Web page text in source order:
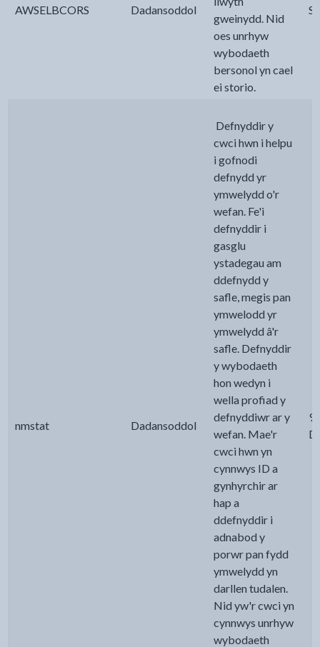
AWSELBCORS Dadansoddol
gweinydd. Nid
oes unrhyw
wybodaeth
bersonol yn cael
ei storio.
nmstat Dadansoddol
Defnyddir y
cwci hwn i helpu
i gofnodi
defnydd yr
ymwelydd o'r
wefan. Fe'i
defnyddir i
gasglu
ystadegau am
ddefnydd y
safle, megis pan
ymwelodd yr
ymwelydd â'r
safle. Defnyddir
y wybodaeth
hon wedyn i
wella profiad y
defnyddiwr ar y
wefan. Mae'r
cwci hwn yn
cynnwys ID a
gynhyrchir ar
hap a
ddefnyddir i
adnabod y
porwr pan fydd
ymwelydd yn
darllen tudalen.
Nid yw'r cwci yn
cynnwys unrhyw
wybodaeth